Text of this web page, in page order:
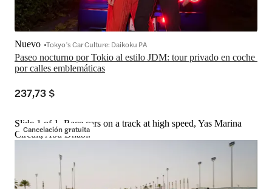
Paseo nocturno por Tokio al estilo JDM: tour privado en coche
por calles emblemáticas
Nuevo Tokyo’s Car Culture: Daikoku PA
237,73 $
Cancelación gratuita
Slide 1 of 1, Race cars on a track at high speed, Yas Marina
Circuit, Abu Dhabi.